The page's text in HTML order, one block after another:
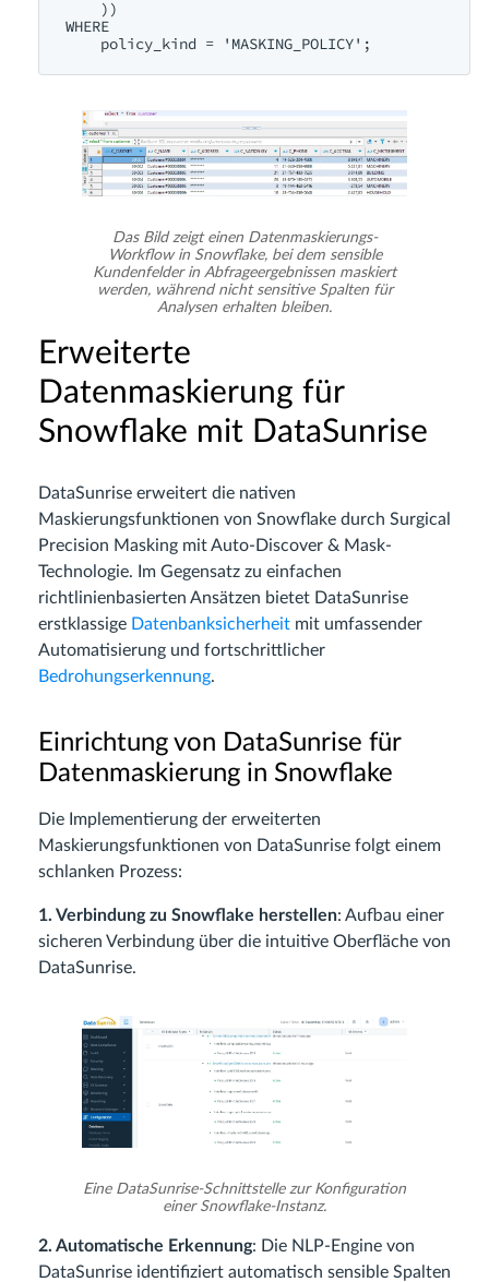
    ))
WHERE
Das Bild zeigt einen Datenmaskierungs-
Workflow in Snowflake, bei dem sensible
Kundenfelder in Abfrageergebnissen maskiert
werden, während nicht sensitive Spalten für
Analysen erhalten bleiben.
Erweiterte
Datenmaskierung für
Snowflake mit DataSunrise
DataSunrise erweitert die nativen
Maskierungsfunktionen von Snowflake durch Surgical
Precision Masking mit Auto-Discover & Mask-
Technologie. Im Gegensatz zu einfachen
richtlinienbasierten Ansätzen bietet DataSunrise
erstklassige Datenbanksicherheit mit umfassender
Automatisierung und fortschrittlicher
Bedrohungserkennung.
Einrichtung von DataSunrise für
Datenmaskierung in Snowflake
Die Implementierung der erweiterten
Maskierungsfunktionen von DataSunrise folgt einem
schlanken Prozess:
1. Verbindung zu Snowflake herstellen: Aufbau einer
sicheren Verbindung über die intuitive Oberfläche von
DataSunrise.
Eine DataSunrise-Schnittstelle zur Konfiguration
einer Snowflake-Instanz.
2. Automatische Erkennung: Die NLP-Engine von
DataSunrise identifiziert automatisch sensible Spalten